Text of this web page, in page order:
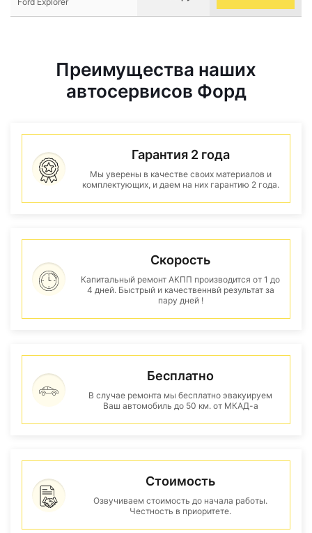
Преимущества наших
автосервисов Форд
Гарантия 2 года
Мы уверены в качестве своих материалов и
комплектующих, и даем на них гарантию 2 года.
Скорость
Капитальный ремонт АКПП производится от 1 до
4 дней. Быстрый и качественнвй результат за
пару дней !
Бесплатно
В случае ремонта мы бесплатно эвакуируем
Ваш автомобиль до 50 км. от МКАД-а
Стоимость
Озвучиваем стоимость до начала работы.
Честность в приоритете.